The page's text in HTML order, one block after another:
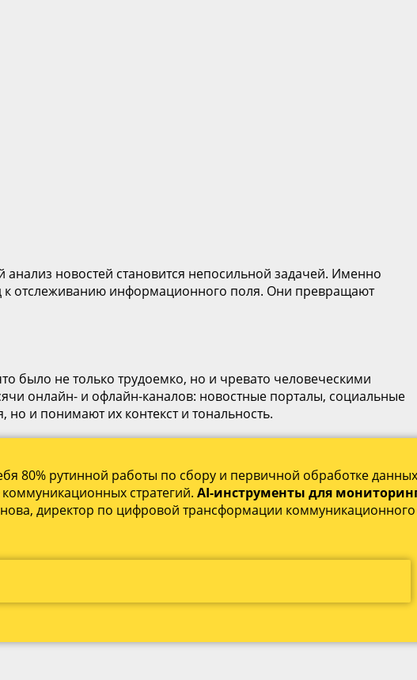
новостей становится непосильной задачей. Именно
отслеживанию информационного поля. Они превращают
было не только трудоемко, но и чревато человеческими
онлайн- и офлайн-каналов: новостные порталы, социальные
и понимают их контекст и тональность.
80% рутинной работы по сбору и первичной обработке
стратегий. AI-инструменты для
директор по цифровой трансформации коммуникационного